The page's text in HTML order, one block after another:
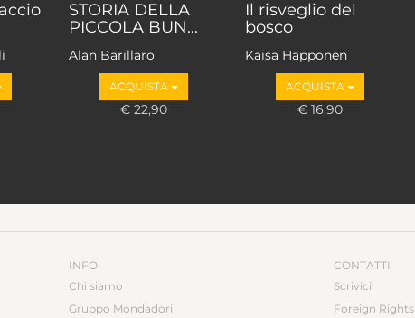
STORIA DELLA
PICCOLA BUN...
Alan Barillaro
ACQUISTA
€ 22,90
Il risveglio del
bosco
Kaisa Happonen
ACQUISTA
€ 16,90
INFO
Chi siamo
Gruppo Mondadori
CONTATTI
Scrivici
Foreign Rights